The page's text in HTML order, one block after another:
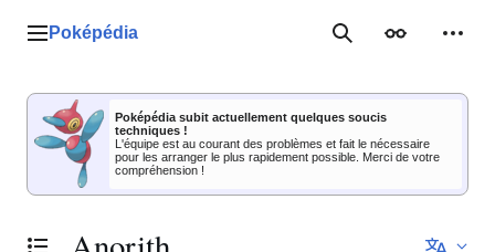
Menu principal
Poképédia RechercherApparence
Poképédia subit actuellement quelques soucis
techniques !
L'équipe est au courant des problèmes et fait le nécessaire
pour les arranger le plus rapidement possible. Merci de votre
compréhension !